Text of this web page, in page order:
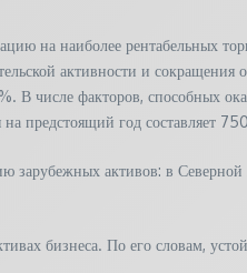
на наиболее рентабельных
активности и
факторов, способных
предстоящий год составляет
активов: в
бизнеса. По его словам,